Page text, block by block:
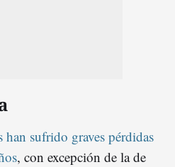
han sufrido graves pérdidas
, con excepción de la de